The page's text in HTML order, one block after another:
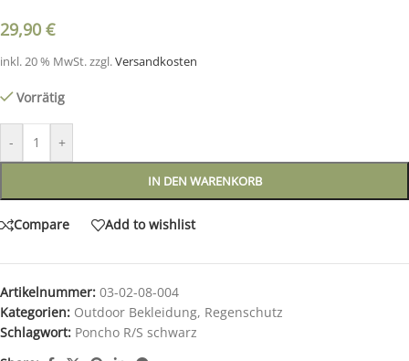
29,90 €
inkl. 20 % MwSt.zzgl.Versandkosten
Vorrätig
- +
IN DEN WARENKORB
Compare Add to wishlist
Artikelnummer: 03-02-08-004
Kategorien: Outdoor Bekleidung, Regenschutz
Schlagwort: Poncho R/S schwarz